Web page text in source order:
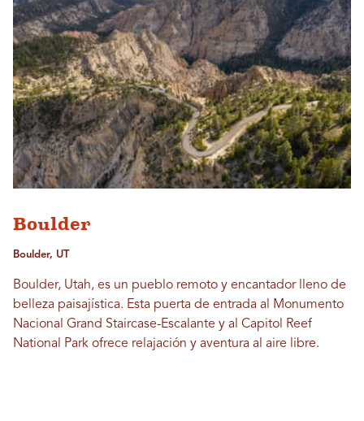
Boulder
Boulder, UT
Boulder, Utah, es un pueblo remoto y encantador lleno de
belleza paisajística. Esta puerta de entrada al Monumento
Nacional Grand Staircase-Escalante y al Capitol Reef
National Park ofrece relajación y aventura al aire libre.